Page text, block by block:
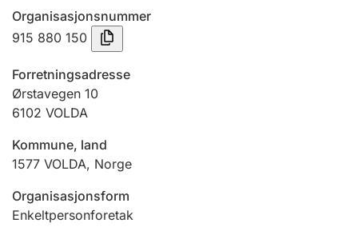
Tinglysing
Jeger
Betaling og jegeravgiftskort
Ektepaktrettleiaren
Andre tema
Organisasjonsnummer
915 880 150
Forretningsadresse
Ørstavegen 10
6102 VOLDA
Kommune, land
1577 VOLDA, Norge
Organisasjonsform
Enkeltpersonforetak